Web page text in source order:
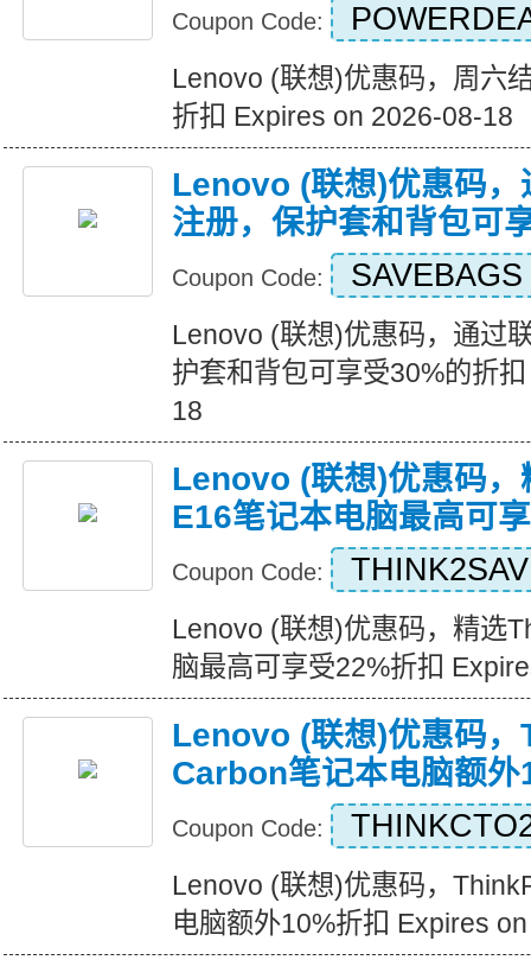
Coupon Code:
Lenovo (联想)优惠码，周六
折扣 Expires on 2026-08-18
Lenovo (联想)优惠码，
注册，保护套和背包可
Coupon Code: SAVEBAGS
Lenovo (联想)优惠码，通过
护套和背包可享受30%的折
18
Lenovo (联想)优惠码
E16笔记本电脑最高可
Coupon Code:
Lenovo (联想)优惠码，精选
脑最高可享受22%折扣
Lenovo (联想)优惠码
Carbon笔记本电脑额外
Coupon Code:
Lenovo (联想)优惠码，
电脑额外10%折扣 Expires